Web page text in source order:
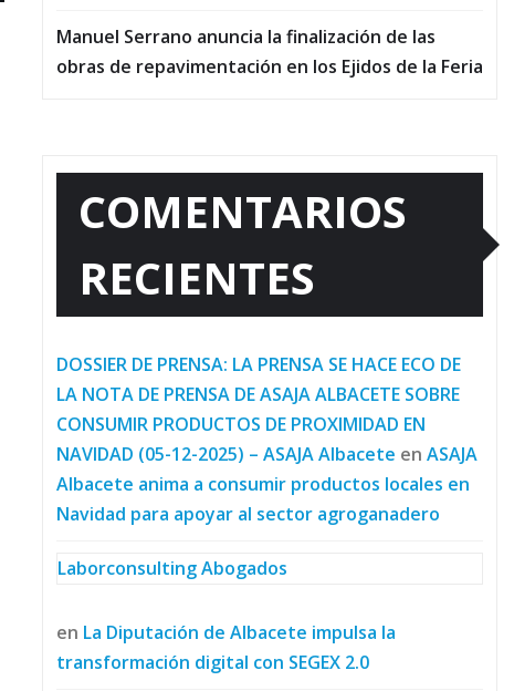
Manuel Serrano anuncia la finalización de las
obras de repavimentación en los Ejidos de la Feria
COMENTARIOS
RECIENTES
DOSSIER DE PRENSA: LA PRENSA SE HACE ECO DE
LA NOTA DE PRENSA DE ASAJA ALBACETE SOBRE
CONSUMIR PRODUCTOS DE PROXIMIDAD EN
NAVIDAD (05-12-2025) – ASAJA Albacete en ASAJA
Albacete anima a consumir productos locales en
Navidad para apoyar al sector agroganadero
Laborconsulting Abogados
en La Diputación de Albacete impulsa la
transformación digital con SEGEX 2.0